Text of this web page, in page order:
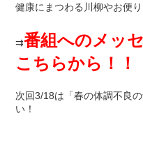
健康にまつわる川柳やお便
⇉番組へのメッ
こちらから！！
次回3/18は「春の体調不良
い！